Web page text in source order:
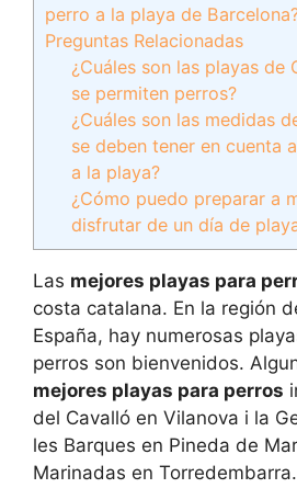
perro a la playa de
Preguntas Relacionadas
¿Cuáles son las playas de
se permiten perros?
¿Cuáles son las medidas
se deben tener en cuenta
a la playa?
¿Cómo puedo preparar a
disfrutar de un día de
Las mejores playas para
costa catalana. En la región
España, hay numerosas
perros son bienvenidos.
mejores playas para perros
del Cavalló en Vilanova i la
les Barques en Pineda de
Marinadas en